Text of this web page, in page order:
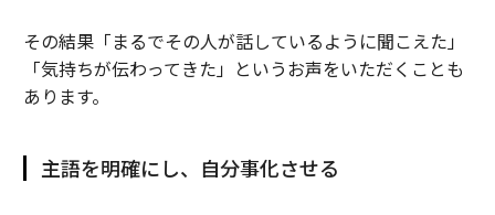
その結果「まるでその人が話しているように聞こえた」
「気持ちが伝わってきた」というお声をいただくことも
あります。
主語を明確にし、自分事化させる